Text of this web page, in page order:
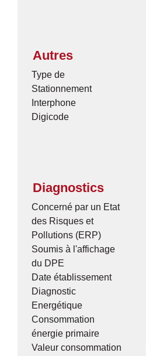
Autres
Type de
Stationnement
Interphone
Digicode
Diagnostics
Concerné par un Etat
des Risques et
Pollutions (ERP)
Soumis à l'affichage
du DPE
Date établissement
Diagnostic
Energétique
Consommation
énergie primaire
Valeur consommation